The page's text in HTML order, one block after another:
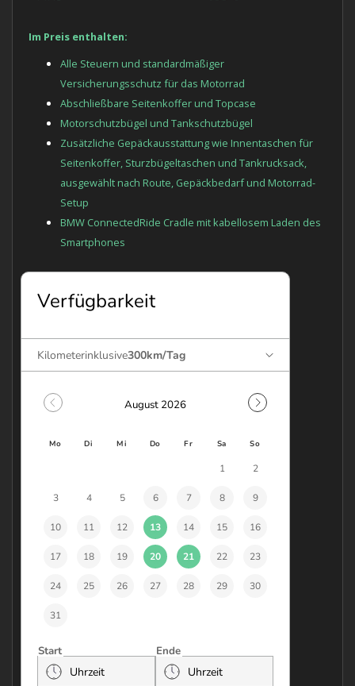
Im Preis enthalten:
Alle Steuern und standardmäßiger
Versicherungsschutz für das Motorrad
Abschließbare Seitenkoffer und Topcase
Motorschutzbügel und Tankschutzbügel
Zusätzliche Gepäckausstattung wie Innentaschen für
Seitenkoffer, Sturzbügeltaschen und Tankrucksack,
ausgewählt nach Route, Gepäckbedarf und Motorrad-
Setup
BMW ConnectedRide Cradle mit kabellosem Laden des
Smartphones